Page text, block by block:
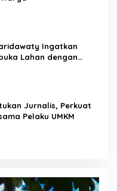
Ingatkan
Lahan dengan
Jurnalis, Perkuat
Pelaku UMKM